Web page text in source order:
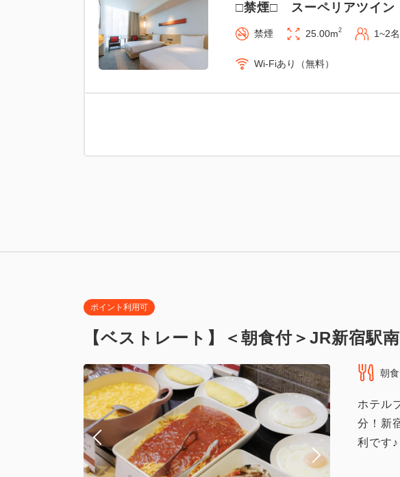
□禁煙□ スーペリアツイ
禁煙 25.00m2 1~2名
Wi-Fiあり（無料）
ポイント利用可
【ベストレート】＜朝食付＞JR新宿駅
朝食
ホテル
分！新
利です